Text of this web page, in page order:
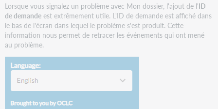
uniquement
pour
les
documents
qui
sont
plus
accessibles
à
l'usager
Lorsque vous signalez un problème avec Mon dossier, l'ajout de l'ID
de demande est extrêmement utile. L'ID de demande est affiché dans
le bas de l'écran dans lequel le problème s'est produit. Cette
information nous permet de retracer les événements qui ont mené
au problème.